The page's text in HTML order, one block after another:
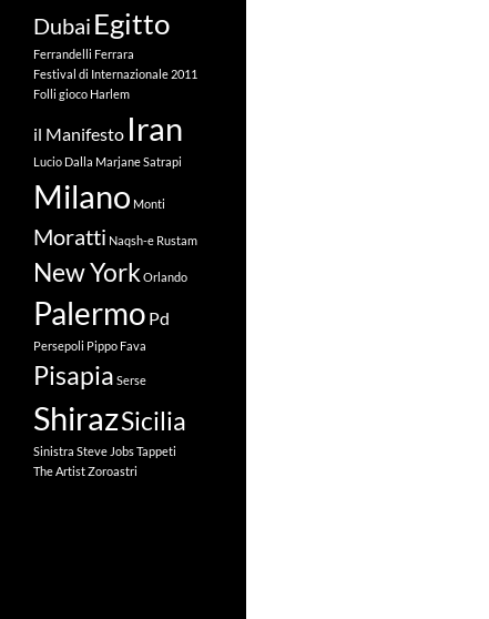
Dubai Egitto
Ferrandelli Ferrara
Festival di Internazionale 2011
Folli gioco Harlem
il Manifesto Iran
Lucio Dalla Marjane Satrapi
Milano Monti
Moratti Naqsh-e Rustam
New York Orlando
Palermo Pd
Persepoli Pippo Fava
Pisapia Serse
ShirazSicilia
Sinistra Steve JobsTappeti
The ArtistZoroastri